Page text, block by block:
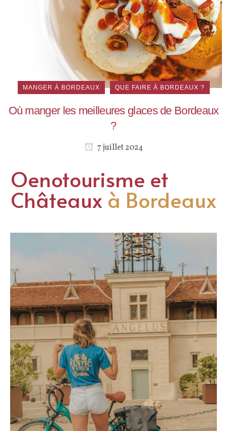
MANGER À BORDEAUX QUE FAIRE À BORDEAUX ?
Où manger les meilleures glaces de Bordeaux
?
7 juillet 2024
Oenotourisme et
Châteaux à Bordeaux